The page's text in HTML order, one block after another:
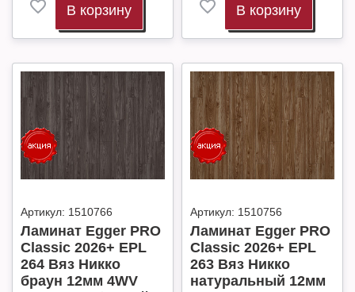
В корзину В корзину
Артикул: 1510766
Ламинат Egger PRO
Classic 2026+ EPL
264 Вяз Никко
браун 12мм 4WV
Артикул: 1510756
Ламинат Egger PRO
Classic 2026+ EPL
263 Вяз Никко
натуральный 12мм